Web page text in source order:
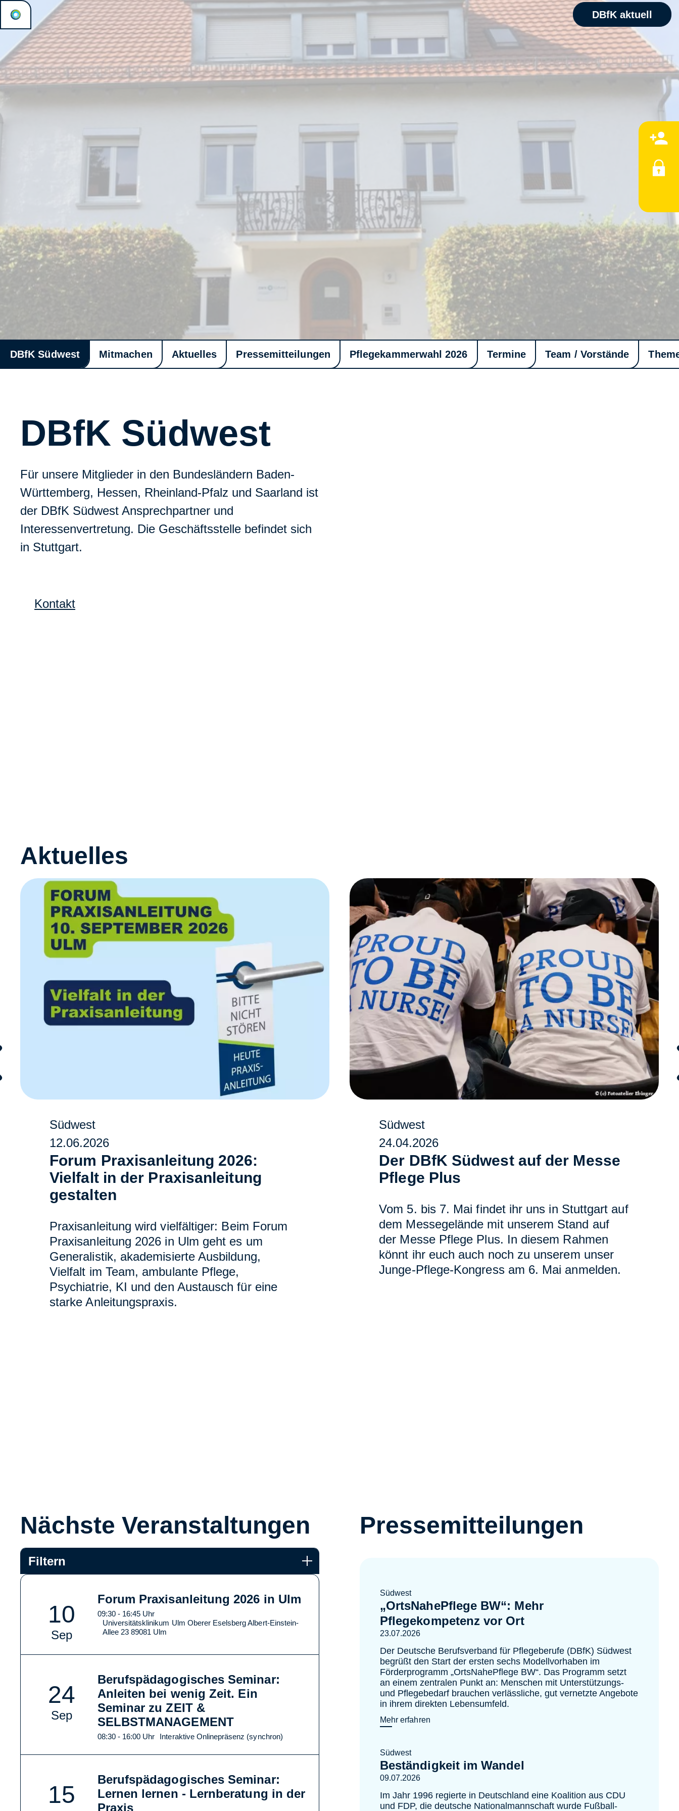
DBfK aktuell
DBfK Südwest Mitmachen Aktuelles Pressemitteilungen Pflegekammerwahl 2026 Termine Team / Vorstände
DBfK Südwest
Für unsere Mitglieder in den Bundesländern Baden-
Württemberg, Hessen, Rheinland-Pfalz und Saarland ist
der DBfK Südwest Ansprechpartner und
Interessenvertretung. Die Geschäftsstelle befindet sich
in Stuttgart.
Kontakt
Aktuelles
Südwest
12.06.2026
Forum Praxisanleitung 2026:
Vielfalt in der Praxisanleitung
gestalten
Praxisanleitung wird vielfältiger: Beim Forum
Praxisanleitung 2026 in Ulm geht es um
Generalistik, akademisierte Ausbildung,
Vielfalt im Team, ambulante Pflege,
Psychiatrie, KI und den Austausch für eine
starke Anleitungspraxis.
Südwest
24.04.2026
Der DBfK Südwest auf der Messe
Pflege Plus
Vom 5. bis 7. Mai findet ihr uns in Stuttgart auf
dem Messegelände mit unserem Stand auf
der Messe Pflege Plus. In diesem Rahmen
könnt ihr euch auch noch zu unserem unser
Junge-Pflege-Kongress am 6. Mai anmelden.
Nächste Veranstaltungen
Filtern
10
Sep
Forum Praxisanleitung 2026 in Ulm
09:30 - 16:45 Uhr
Universitätsklinikum Ulm Oberer Eselsberg Albert-Einstein-
Allee 23 89081 Ulm
24
Sep
Berufspädagogisches Seminar:
Anleiten bei wenig Zeit. Ein
Seminar zu ZEIT &
SELBSTMANAGEMENT
08:30 - 16:00 Uhr Interaktive Onlinepräsenz (synchron)
15
Berufspädagogisches Seminar:
Lernen lernen - Lernberatung in der
Praxis
Pressemitteilungen
Südwest
„OrtsNahePflege BW“: Mehr
Pflegekompetenz vor Ort
23.07.2026
Der Deutsche Berufsverband für Pflegeberufe (DBfK) Südwest
begrüßt den Start der ersten sechs Modellvorhaben im
Förderprogramm „OrtsNahePflege BW“. Das Programm setzt
an einem zentralen Punkt an: Menschen mit Unterstützungs-
und Pflegebedarf brauchen verlässliche, gut vernetzte Angebote
in ihrem direkten Lebensumfeld.
Mehr erfahren
Südwest
Beständigkeit im Wandel
09.07.2026
Im Jahr 1996 regierte in Deutschland eine Koalition aus CDU
und FDP, die deutsche Nationalmannschaft wurde Fußball-